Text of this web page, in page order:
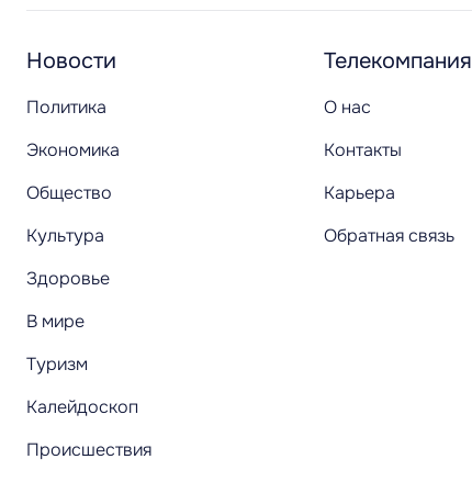
Новости
Политика
Экономика
Общество
Культура
Здоровье
В мире
Туризм
Калейдоскоп
Происшествия
Телекомпания
О нас
Контакты
Карьера
Обратная связь